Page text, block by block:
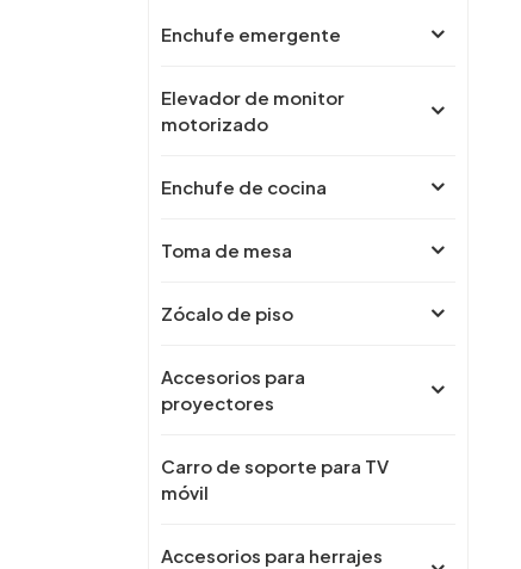
Enchufe emergente
Elevador de monitor
motorizado
Enchufe de cocina
Toma de mesa
Zócalo de piso
Accesorios para
proyectores
Carro de soporte para TV
móvil
Accesorios para herrajes